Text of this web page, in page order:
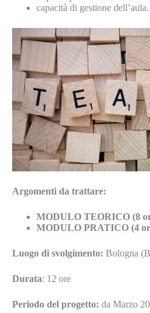
capacità di gestione dell’aula.
Argomenti da trattare:
MODULO TEORICO (8
MODULO PRATICO (4
Luogo di svolgimento: Bologna
Durata: 12 ore
Periodo del progetto: da Marzo